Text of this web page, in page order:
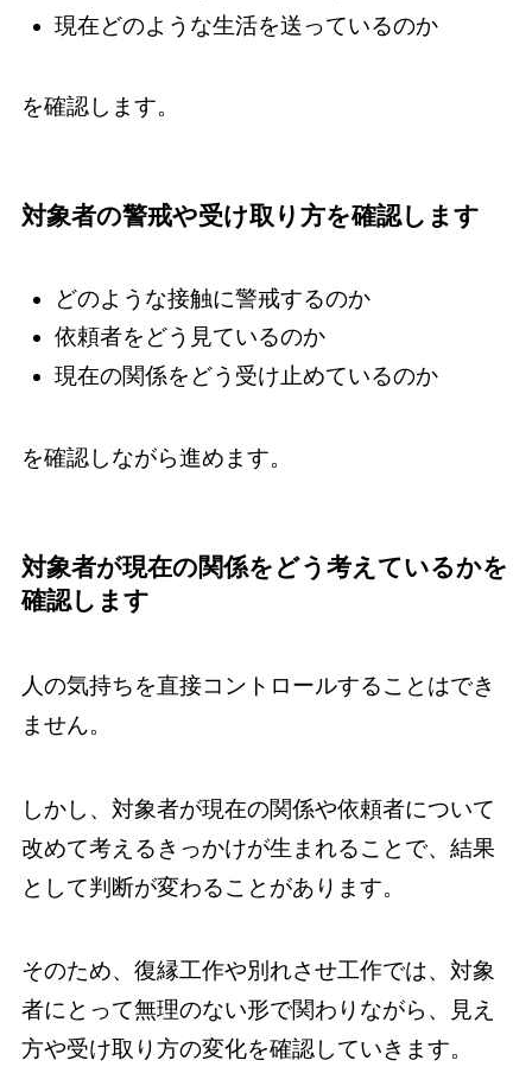
現在どのような生活を送っているのか
を確認します。
対象者の警戒や受け取り方を確認します
どのような接触に警戒するのか
依頼者をどう見ているのか
現在の関係をどう受け止めているのか
を確認しながら進めます。
対象者が現在の関係をどう考えているかを
確認します
人の気持ちを直接コントロールすることはでき
ません。
しかし、対象者が現在の関係や依頼者について
改めて考えるきっかけが生まれることで、結果
として判断が変わることがあります。
そのため、復縁工作や別れさせ工作では、対象
者にとって無理のない形で関わりながら、見え
方や受け取り方の変化を確認していきます。